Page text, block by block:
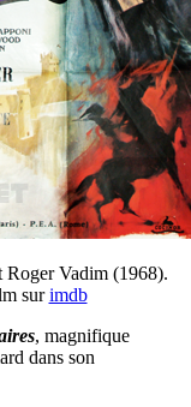
Vadim (1968).
surimdb
, magnifique
dans son